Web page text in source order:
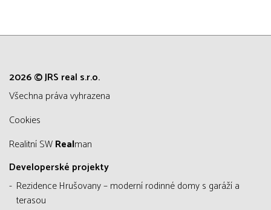
2026 © JRS real s.r.o.
všechna práva vyhrazena
Cookies
Realitní SWRealman
Developerské projekty
Rezidence Hrušovany – moderní rodinné domy s garáží a
terasou